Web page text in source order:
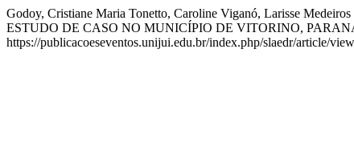
Godoy, Cristiane Maria Tonetto, Caroline Viganó, Larisse
ESTUDO DE CASO NO MUNICÍPIO DE VITORINO,
https://publicacoeseventos.unijui.edu.br/index.php/slaedr/article/